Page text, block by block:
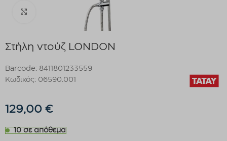
Στήλη ντούζ LONDON
Barcode: 8411801233559
Κωδικός: 06590.001
129,00 €
10 σε απόθεμα